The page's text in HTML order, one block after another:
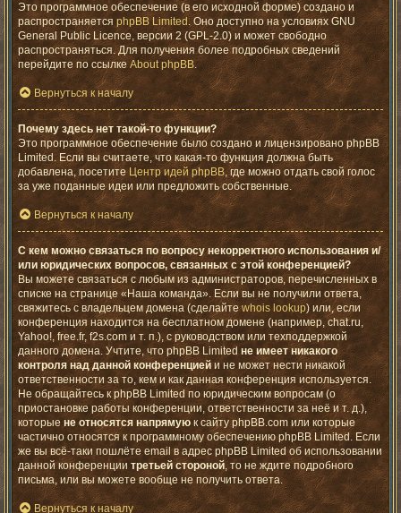
Это программное обеспечение (в его исходной форме) создано и
распространяется phpBB Limited. Оно доступно на условиях GNU
General Public Licence, версии 2 (GPL-2.0) и может свободно
распространяться. Для получения более подробных сведений
перейдите по ссылкеAbout phpBB.
Вернуться к началу
Почему здесь нет такой-то функции?
Это программное обеспечение было создано и лицензировано phpBB
Limited. Если вы считаете, что какая-то функция должна быть
добавлена, посетите Центр идей phpBB, где можно отдать свой голос
за уже поданные идеи или предложить собственные.
Вернуться к началу
С кем можно связаться по вопросу некорректного использования и/
или юридических вопросов, связанных с этой конференцией?
Вы можете связаться с любым из администраторов, перечисленных в
списке на странице «Наша команда». Если вы не получили ответа,
свяжитесь с владельцем домена (сделайтеwhois lookup) или, если
конференция находится на бесплатном домене (например, chat.ru,
Yahoo!, free.fr, f2s.com и т. п.), с руководством или техподдержкой
данного домена. Учтите, что phpBB Limitedне имеет никакого
контроля над данной конференциейи не может нести никакой
ответственности за то, кем и как данная конференция используется.
Не обращайтесь к phpBB Limited по юридическим вопросам (о
приостановке работы конференции, ответственности за неё и т. д.),
которые не относятся напрямуюк сайту phpBB.com или которые
частично относятся к программному обеспечению phpBB Limited. Если
же вы всё-таки пошлёте email в адрес phpBB Limited об использовании
данной конференции третьей стороной, то не ждите подробного
письма, или вы можете вообще не получить ответа.
Вернуться к началу